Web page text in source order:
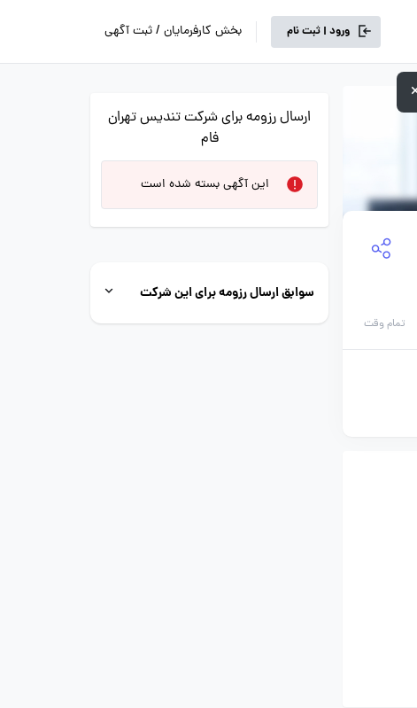
ورود | ثبت نام بخش کارفرمایان / ثبت آگهی
تمام وقت
ارسال رزومه برای شرکت تندیس تهران
فام
این آگهی بسته شده است
سوابق ارسال رزومه برای این شرکت